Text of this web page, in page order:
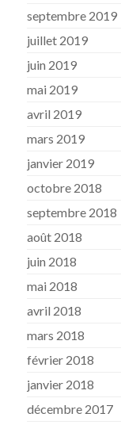
septembre 2019
juillet 2019
juin 2019
mai 2019
avril 2019
mars 2019
janvier 2019
octobre 2018
septembre 2018
août 2018
juin 2018
mai 2018
avril 2018
mars 2018
février 2018
janvier 2018
décembre 2017